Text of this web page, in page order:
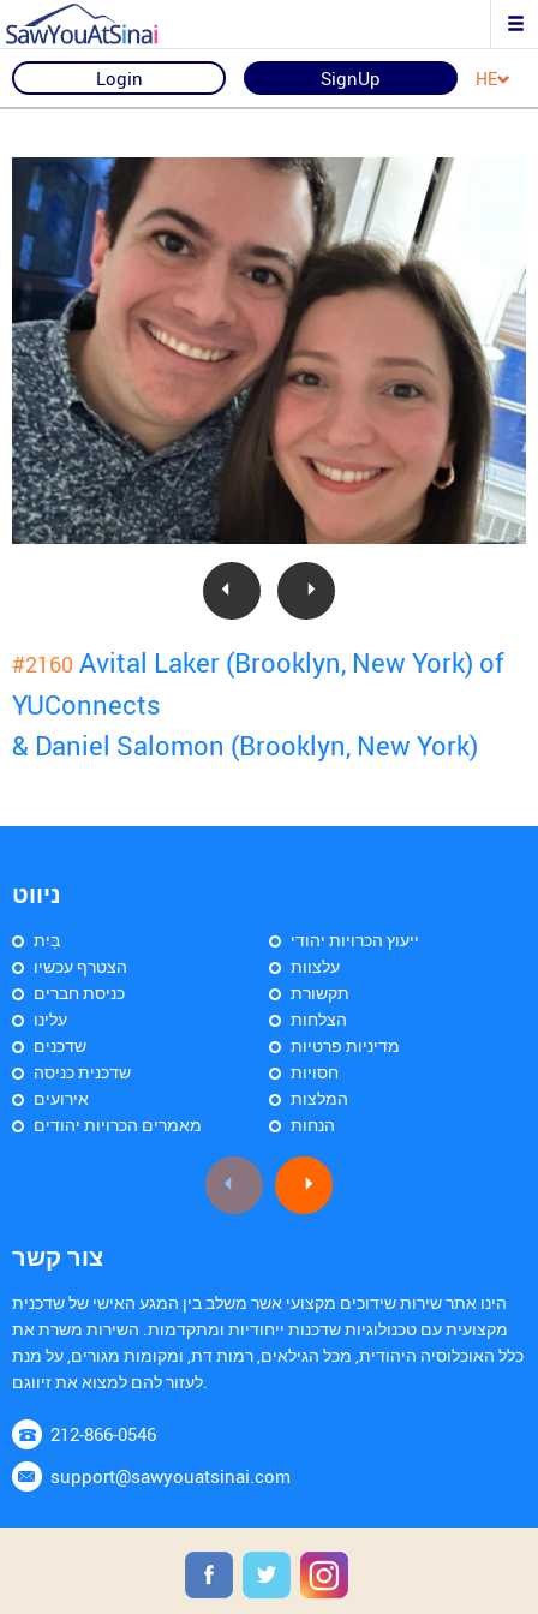
Login SignUp HE
#2160 Avital Laker (Brooklyn, New York) of
YUConnects
& Daniel Salomon (Brooklyn, New York)
ניווט
בַּיִת
הצטרף עכשיו
כניסת חברים
עלינו
שדכנים
שדכנית כניסה
אירועים
מאמרים הכרויות יהודים
ייעוץ הכרויות יהודי
עלצוות
תקשורת
הצלחות
מדיניות פרטיות
חסויות
המלצות
הנחות
צור קשר
הינו אתר שירות שידוכים מקצועי אשר משלב בין המגע האישי של שדכנית
מקצועית עם טכנולוגיות שדכנות ייחודיות ומתקדמות. השירות משרת את
כלל האוכלוסיה היהודית, מכל הגילאים, רמות דת, ומקומות מגורים, על מנת
לעזור להם למצוא את זיווגם.
212-866-0546
support@sawyouatsinai.com